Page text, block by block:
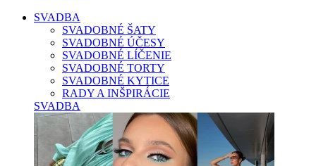
SVADBA
SVADOBNÉ ŠATY
SVADOBNÉ ÚČESY
SVADOBNÉ LÍČENIE
SVADOBNÉ TORTY
SVADOBNÉ KYTICE
RADY A INŠPIRÁCIE
SVADBA